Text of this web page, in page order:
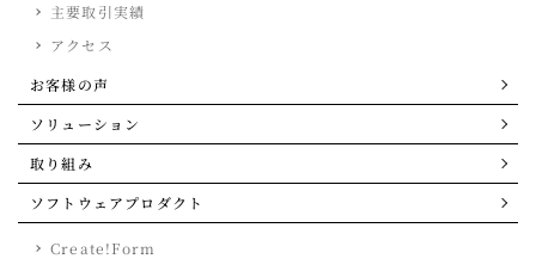
主要取引実績
アクセス
お客様の声
ソリューション
取り組み
ソフトウェアプロダクト
Create!Form